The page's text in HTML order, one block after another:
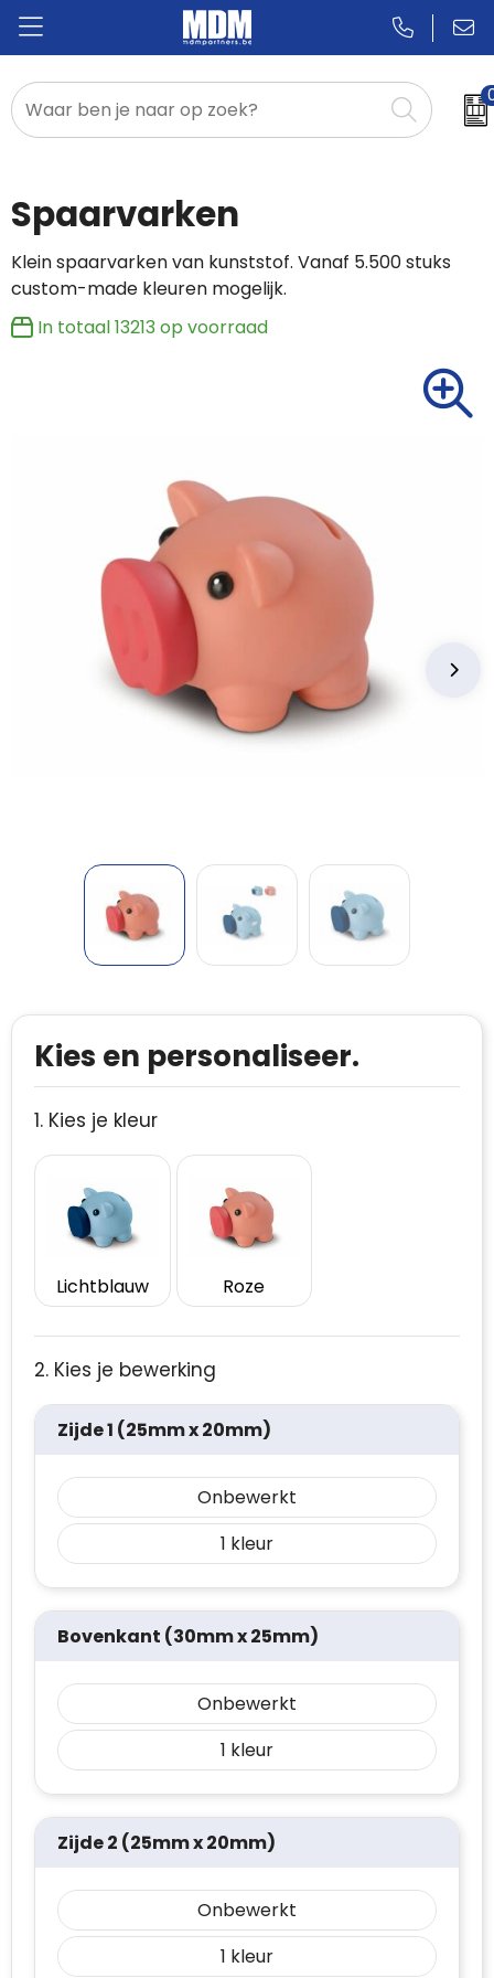
Relatiegeschenken
Promotietextiel
Sportkleding
Spaarvarken
Klein spaarvarken van kunststof. Vanaf 5.500 stuks
custom-made kleuren mogelijk.
In totaal13213 op voorraad
Kies en personaliseer.
1. Kies je kleur
Lichtblauw Roze
2. Kies je bewerking
Zijde 1 (25mm x 20mm)
Onbewerkt
1
Bovenkant (30mm x 25mm)
Onbewerkt
1
Zijde 2 (25mm x 20mm)
Onbewerkt
1